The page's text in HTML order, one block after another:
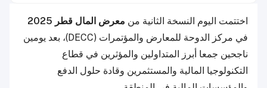
اختتمت اليوم النسخة الثانية من معرض المال قطر 2025
في مركز الدوحة للمعارض والمؤتمرات (DECC)، بعد يومين
ناجحين جمعا أبرز المتداولين والمؤثرين في قطاع
التكنولوجيا المالية والمستثمرين وقادة حلول الدفع